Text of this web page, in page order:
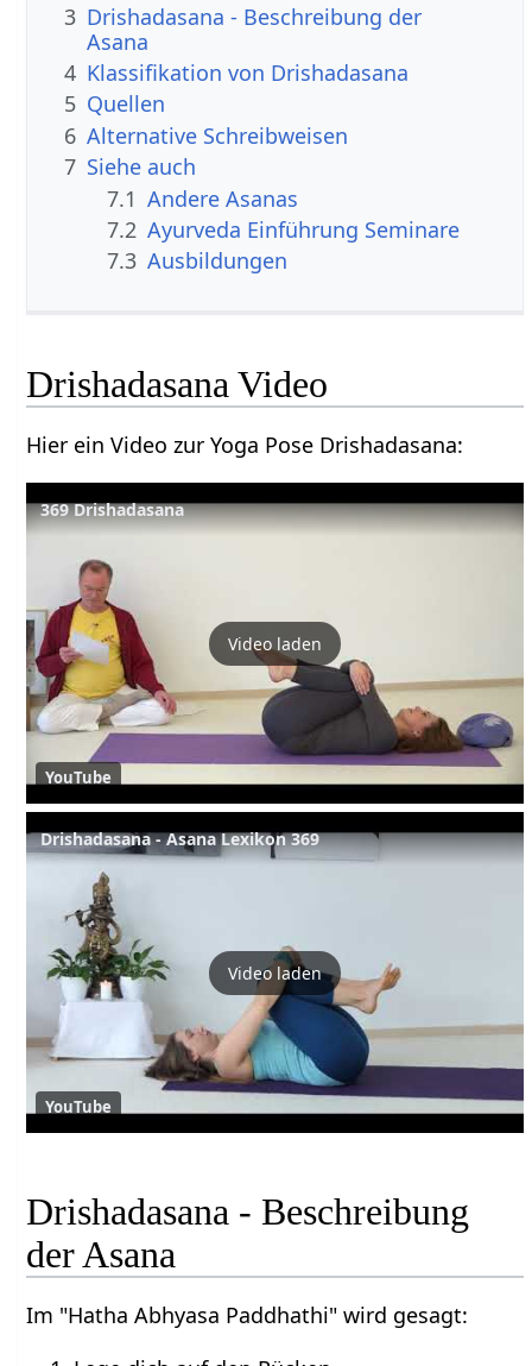
3 Drishadasana - Beschreibung der
Asana
4 Klassifikation von Drishadasana
5 Quellen
6 Alternative Schreibweisen
7 Siehe auch
7.1 Andere Asanas
7.2 Ayurveda Einführung Seminare
7.3 Ausbildungen
Drishadasana Video
Hier ein Video zur Yoga Pose Drishadasana:
369 Drishadasana
Video laden
YouTube
Drishadasana - Asana Lexikon 369
Video laden
YouTube
Drishadasana - Beschreibung
der Asana
Im "Hatha Abhyasa Paddhathi" wird gesagt: